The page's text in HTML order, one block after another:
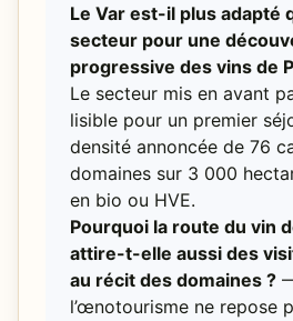
Le Var est-il plus adapté
secteur pour une
progressive des vins de
Le secteur mis en avant
lisible pour un premier
densité annoncée de 76
domaines sur 3 000
en bio ou HVE.
Pourquoi la route du vin
attire-t-elle aussi des
au récit des domaines ?
l’œnotourisme ne repose